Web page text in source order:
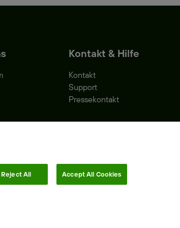
Kontakt & Hilfe
Kontakt
Support
Pressekontakt
Reject All Accept All Cookies